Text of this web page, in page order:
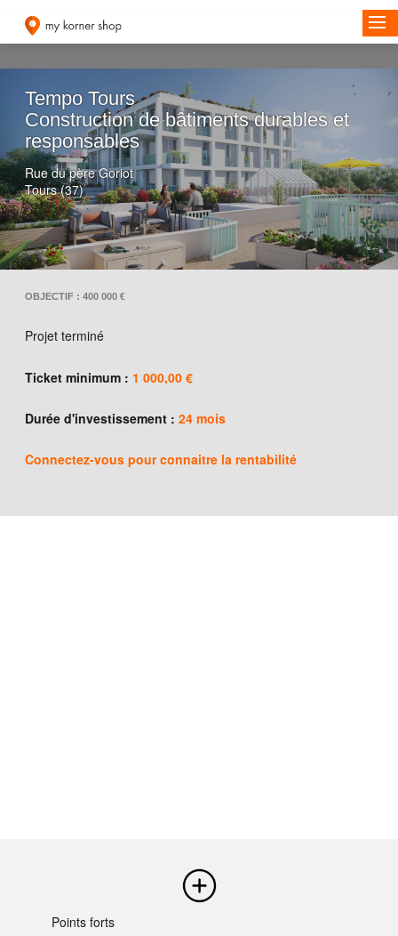
Tempo Tours
Construction de bâtiments durables et
responsables
Rue du père Goriot
Tours (37)
OBJECTIF : 400 000 €
Projet terminé
Ticket minimum : 1 000,00 €
Durée d'investissement : 24 mois
Connectez-vous pour connaitre la rentabilité
Points forts